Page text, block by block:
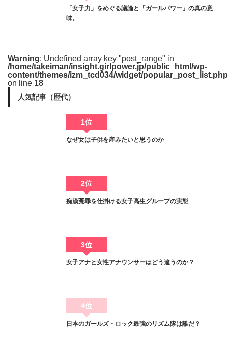
「女子力」をめぐる議論と「ガールパワー」の真の意
味。
Warning: Undefined array key "post_range" in
/home/takeiman/insight.girlpower.jp/public_html/wp-
content/themes/izm_tcd034/widget/popular_post_list.php
on line 18
人気記事（歴代）
1位
なぜ女は子供を産みたいと思うのか
2位
痴漢冤罪を仕掛ける女子高生グループの実態
3位
女子アナと女性アナウンサーはどう違うのか？
4位
日本のガールズ・ロック最強のリズム隊は誰だ？